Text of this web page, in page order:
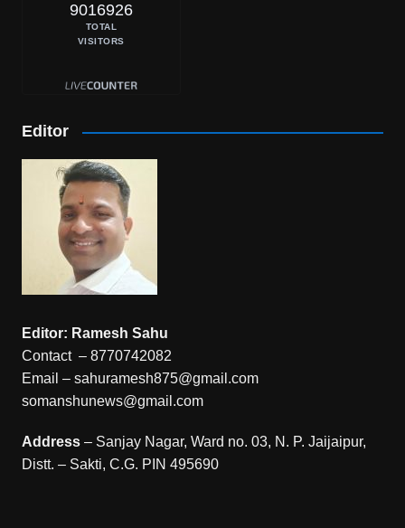
9016926
TOTAL
VISITORS
Editor
Editor: Ramesh Sahu
Contact – 8770742082
Email – sahuramesh875@gmail.com
somanshunews@gmail.com
Address– Sanjay Nagar, Ward no. 03, N. P. Jaijaipur,
Distt. – Sakti, C.G. PIN 495690